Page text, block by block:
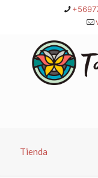
Tienda